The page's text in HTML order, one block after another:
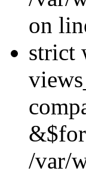
on
strict
/var/